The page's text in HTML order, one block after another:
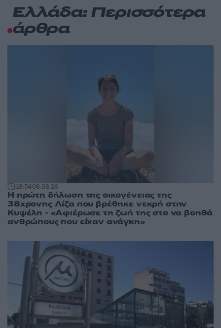
Ελλάδα: Περισσότερα
άρθρα
18:5406.08.26
Η πρώτη δήλωση της οικογένειας της
38χρονης Λίζα που βρέθηκε νεκρή στην
Κυψέλη - «Αφιέρωσε τη ζωή της στο να βοηθά
ανθρώπους που είχαν ανάγκη»